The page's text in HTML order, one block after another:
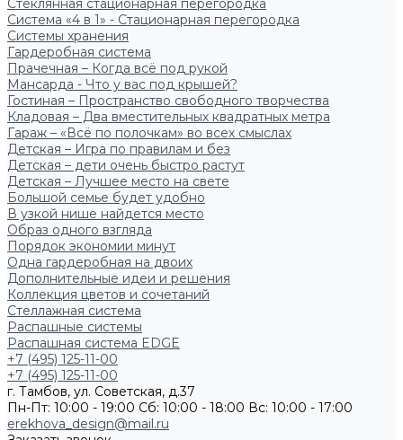
Стеклянная стационарная перегородка
Система «4 в 1» - Стационарная перегородка
Системы хранения
Гардеробная система
Прачечная – Когда всё под рукой
Мансарда - Что у вас под крышей?
Гостиная – Пространство свободного творчества
Кладовая – Два вместительных квадратных метра
Гараж – «Всё по полочкам» во всех смыслах
Детская – Игра по правилам и без
Детская – дети очень быстро растут
Детская – Лучшее место на свете
Большой семье будет удобно
В узкой нише найдется место
Образ одного взгляда
Порядок экономии минут
Одна гардеробная на двоих
Дополнительные идеи и решения
Коллекция цветов и сочетаний
Стеллажная система
Распашные системы
Распашная система EDGE
+7 (495) 125-11-00
+7 (495) 125-11-00
г. Тамбов, ул. Советская, д.37
Пн-Пт: 10:00 - 19:00 Сб: 10:00 - 18:00 Вс: 10:00 - 17:00
erekhova_design@mail.ru